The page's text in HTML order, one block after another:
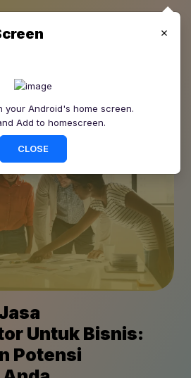
Untuk Bisnis:
Potensi
your Android's home screen.
Add to homescreen.
CLOSE